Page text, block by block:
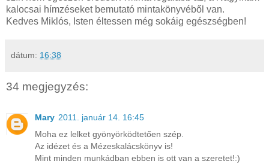
kalocsai hímzéseket bemutató mintakönyvéből van.
Kedves Miklós, Isten éltessen még sokáig egészségben!
dátum: 16:38
34 megjegyzés:
Mary 2011. január 14. 16:45
Moha ez lelket gyönyörködtetően szép.
Az idézet és a Mézeskalácskönyv is!
Mint minden munkádban ebben is ott van a szeretet!:)